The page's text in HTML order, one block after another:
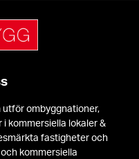
utför ombyggnationer,
kommersiella lokaler &
fastigheter och
kommersiella